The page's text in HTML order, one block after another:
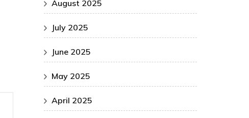
August 2025
July 2025
June 2025
May 2025
April 2025